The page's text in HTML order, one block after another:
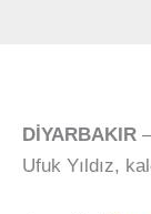
DİYARBAKIR
Ufuk Yıldız,